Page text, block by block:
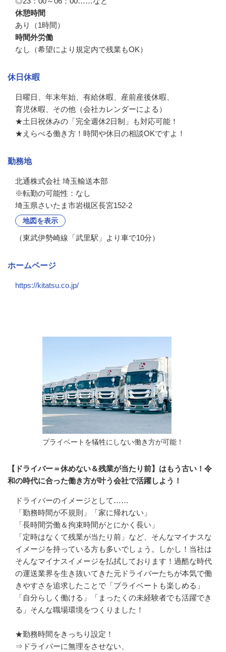
休憩時間
あり（1時間）
時間外労働
なし（希望により規定内で残業もOK）
休日休暇
日曜日、年末年始、有給休暇、産前産後休暇、
育児休暇、その他（会社カレンダーによる）
★土日祝休みの「完全週休2日制」も対応可能！
★えらべる働き方！時間や休日の相談OKですよ！
勤務地
北通株式会社 埼玉輸送本部
※転勤の可能性：なし
埼玉県さいたま市岩槻区長宮152-2
地図を表示
（東武伊勢崎線「武里駅」より車で10分）
ホームページ
https://kitatsu.co.jp/
プライベートを犠牲にしない働き方が可能！
【ドライバー＝休めない＆残業が当たり前】はもう古い！令
和の時代に合った働き方が叶う会社で活躍しよう！
ドライバーのイメージとして……
「勤務時間が不規則」「家に帰れない」
「長時間労働＆拘束時間がとにかく長い」
「定時はなくて残業が当たり前」など、そんなマイナスな
イメージを持っている方も多いでしょう。しかし！当社は
そんなマイナスイメージを払拭しております！過酷な時代
の運送業界を生き抜いてきた元ドライバーたちが本気で働
きやすさを追求したことで「プライベートも楽しめる」
「自分らしく働ける」「まったくの未経験者でも活躍でき
る」そんな職場環境をつくりました！
★勤務時間をきっちり設定！
⇒ドライバーに無理をさせない、